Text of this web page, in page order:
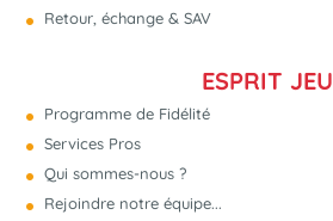
Retour, échange & SAV
ESPRIT JEU
Programme de Fidélité
Services Pros
Qui sommes-nous ?
Rejoindre notre équipe...